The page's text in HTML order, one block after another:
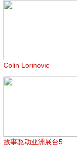
Colin Lorinovic
故事驱动亚洲展台5